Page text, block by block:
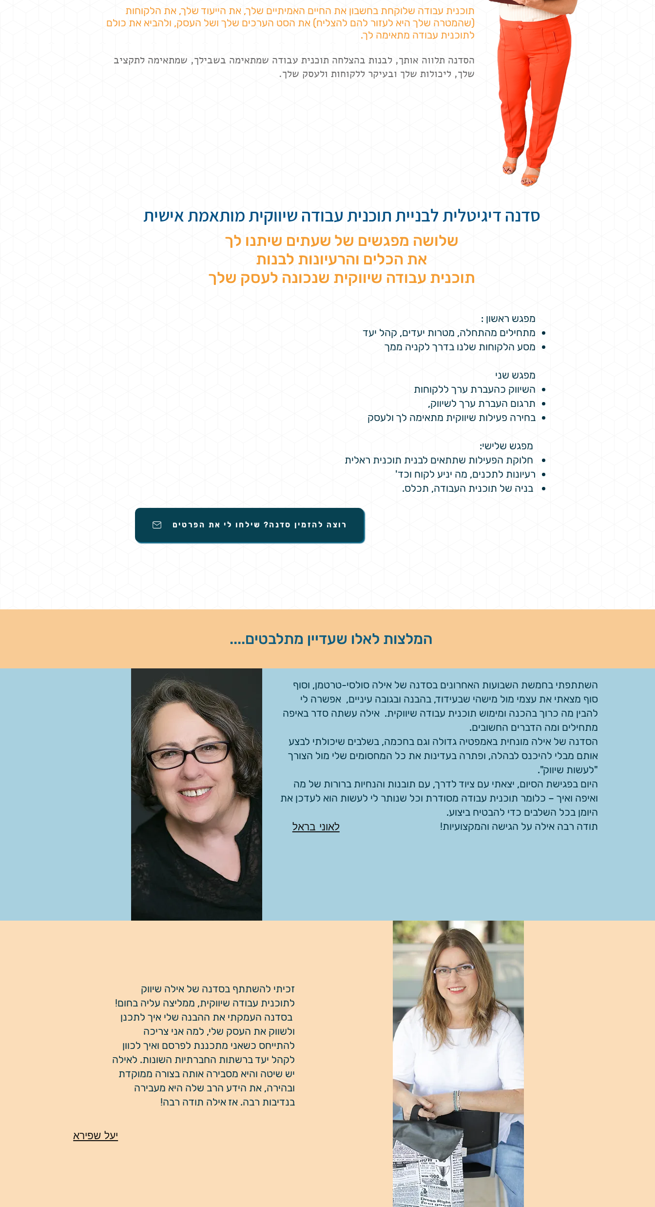
תוכנית עבודה שלוקחת בחשבון את החיים האמיתיים שלך, את הייעוד שלך, את הלקוחות
(שהמטרה שלך היא לעזור להם להצליח) את הסט הערכים שלך ושל העסק, ולהביא את כולם
לתוכנית עבודה מתאימה לך.
הסדנה תלווה אותך, לבנות בהצלחה תוכנית עבודה שמתאימה בשבילך, שמתאימה לתקציב
שלך, ליכולות שלך ובעיקר ללקוחות ולעסק שלך.
סדנה דיגיטלית לבניית תוכנית עבודה שיווקית מותאמת אישית
שלושה מפגשים של שעתים שיתנו לך
את הכלים והרעיונות לבנות
תוכנית עבודה שיווקית שנכונה לעסק שלך
מפגש ראשון :
מתחילים מהתחלה, מטרות יעדים, קהל יעד
מסע הלקוחות שלנו בדרך לקניה ממך
מפגש שני
השיווק כהעברת ערך ללקוחות
תרגום העברת ערך לשיווק,
בחירה פעילות שיווקית מתאימה לך ולעסק
מפגש שלישי:
חלוקת הפעילות שתתאים לבנית תוכנית ראלית
רעיונות לתכנים, מה יניע לקוח וכד'
בניה של תוכנית העבודה, תכלס.
רוצה להזמין סדנה? שילחו לי את הפרטים
המלצות לאלו שעדיין מתלבטים....
השתתפתי בחמשת השבועות האחרונים בסדנה של אילה סולסי-טרטמן, וסוף
סוף מצאתי את עצמי מול מישהי שבעידוד, בהבנה ובגובה עיניים, אפשרה לי
להבין מה כרוך בהכנה ומימוש תוכנית עבודה שיווקית. אילה עשתה סדר באיפה
מתחילים ומה הדברים החשובים.
הסדנה של אילה מונחית באמפטיה גדולה וגם בחכמה, בשלבים שיכולתי לבצע
אותם מבלי להיכנס לבהלה, ופתרה בעדינות את כל המחסומים שלי מול הצורך
"לעשות שיווק".
היום בפגישת הסיום, יצאתי עם ציוד לדרך, עם תובנות והנחיות ברורות של מה
ואיפה ואיך – כלומר תוכנית עבודה מסודרת וכל שנותר לי לעשות הוא לעדכן את
היומן בכל השלבים כדי להבטיח ביצוע.
תודה רבה אילה על הגישה והמקצועיות!
לאוני בראל
זכיתי להשתתף בסדנה של אילה שיווק
לתוכנית עבודה שיווקית, ממליצה עליה בחום!
בסדנה העמקתי את ההבנה שלי איך לתכנן
ולשווק את העסק שלי, למה אני צריכה
להתייחס כשאני מתכננת לפרסם ואיך לכוון
לקהל יעד ברשתות החברתיות השונות. לאילה
יש שיטה והיא מסבירה אותה בצורה ממוקדת
ובהירה, את הידע הרב שלה היא מעבירה
בנדיבות רבה. אז אילה תודה רבה!
יעל שפירא